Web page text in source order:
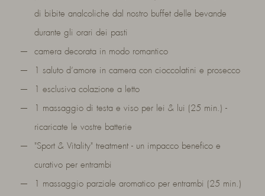
di bibite analcoliche dal nostro buffet delle bevande
durante gli orari dei pasti
camera decorata in modo romantico
1 saluto d‘amore in camera con cioccolatini e prosecco
1 esclusiva colazione a letto
1 massaggio di testa e viso per lei & lui (25 min.) -
ricaricate le vostre batterie
"Sport & Vitality" treatment - un impacco benefico e
curativo per entrambi
1 massaggio parziale aromatico per entrambi (25 min.)